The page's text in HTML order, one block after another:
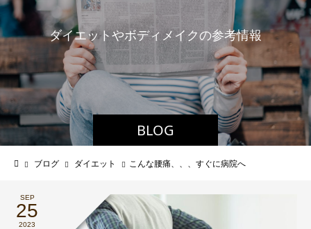
BLOG
ダイエットやボディメイクの参考情報
ブログ ダイエット こんな腰痛、、、すぐに病院へ
SEP
25
2023